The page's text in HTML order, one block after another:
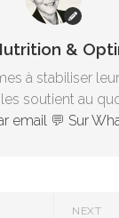
&
à stabiliser
soutient au
email 💬 Sur
NEXT